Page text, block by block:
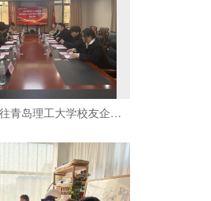
我院绘画专业前往青岛理工大学校友企业开展调研交流